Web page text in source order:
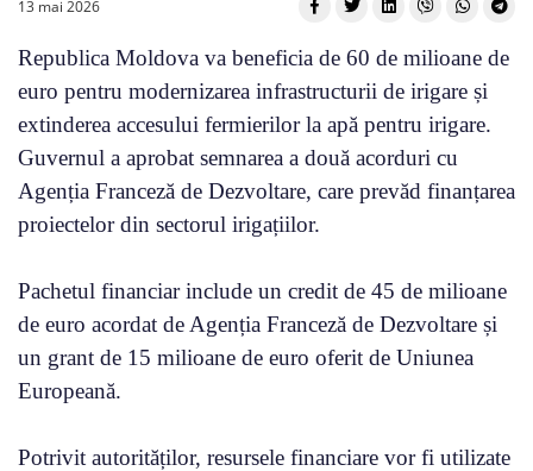
13 mai 2026
Republica Moldova va beneficia de 60 de milioane de
euro pentru modernizarea infrastructurii de irigare și
extinderea accesului fermierilor la apă pentru irigare.
Guvernul a aprobat semnarea a două acorduri cu
Agenția Franceză de Dezvoltare, care prevăd finanțarea
proiectelor din sectorul irigațiilor.
Pachetul financiar include un credit de 45 de milioane
de euro acordat de Agenția Franceză de Dezvoltare și
un grant de 15 milioane de euro oferit de Uniunea
Europeană.
Potrivit autorităților, resursele financiare vor fi utilizate